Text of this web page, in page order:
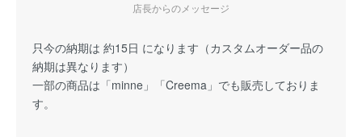
店長からのメッセージ
只今の納期は 約15日 になります（カスタムオーダー品の
納期は異なります）
一部の商品は「minne」「Creema」でも販売しておりま
す。